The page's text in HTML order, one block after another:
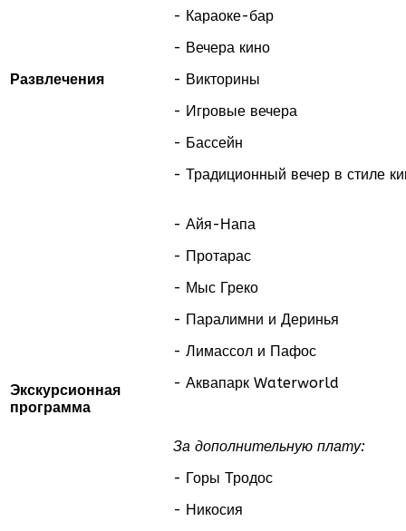
Развлечения
- Караоке-бар
- Вечера кино
- Викторины
- Игровые вечера
- Бассейн
- Традиционный вечер в стиле
Экскурсионная
программа
- Айя-Напа
- Протарас
- Мыс Греко
- Паралимни и Деринья
- Лимассол и Пафос
- Аквапарк Waterworld
За дополнительную плату:
- Горы Тродос
- Никосия